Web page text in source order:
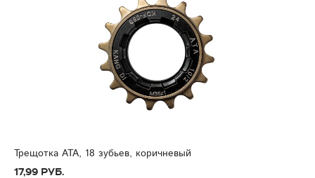
Трещотка ATA, 18 зубьев, коричневый
17,99 руб.